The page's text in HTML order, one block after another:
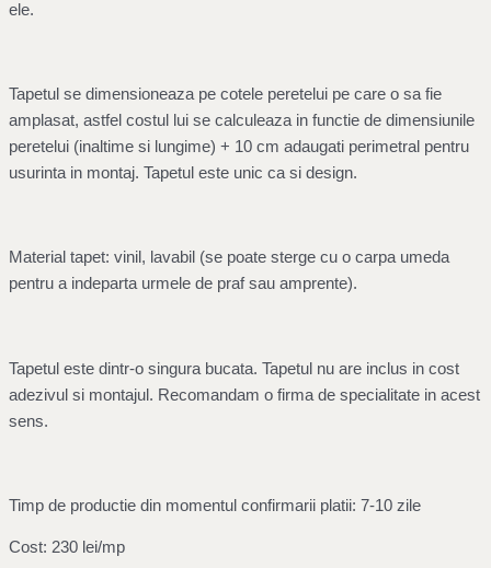
ele.
Tapetul se dimensioneaza pe cotele peretelui pe care o sa fie
amplasat, astfel costul lui se calculeaza in functie de dimensiunile
peretelui (inaltime si lungime) + 10 cm adaugati perimetral pentru
usurinta in montaj. Tapetul este unic ca si design.
Material tapet: vinil, lavabil (se poate sterge cu o carpa umeda
pentru a indeparta urmele de praf sau amprente).
Tapetul este dintr-o singura bucata. Tapetul nu are inclus in cost
adezivul si montajul. Recomandam o firma de specialitate in acest
sens.
Timp de productie din momentul confirmarii platii: 7-10 zile
Cost: 230 lei/mp